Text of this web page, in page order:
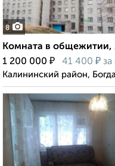
8
Комната в общежитии,
1 200 000 ₽ 41 400 ₽ за
Калининский район,